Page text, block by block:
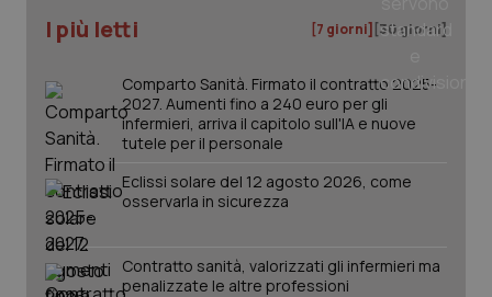
I più letti [7 giorni] [30 giorni]
Comparto Sanità. Firmato il contratto 2025-
2027. Aumenti fino a 240 euro per gli
infermieri, arriva il capitolo sull'IA e nuove
tutele per il personale
Eclissi solare del 12 agosto 2026, come
osservarla in sicurezza
Contratto sanità, valorizzati gli infermieri ma
penalizzate le altre professioni